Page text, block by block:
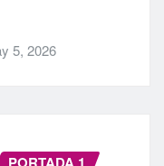
5, 2026